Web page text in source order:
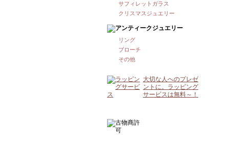
サフィレットガラス
クリスマスジュエリー
リング
ブローチ
その他
大切な人へのプレゼ
ントに。ラッピング
サービスは無料～！